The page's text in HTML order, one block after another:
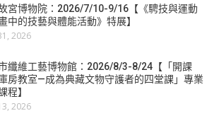
宮博物院：2026/7/10-9/16【《騁技與運動
中的技藝與體能活動》特展】
2026
纖維工藝博物館：2026/8/3-8/24【「開課
房教室—成為典藏文物守護者的四堂課」專業
程】
2026